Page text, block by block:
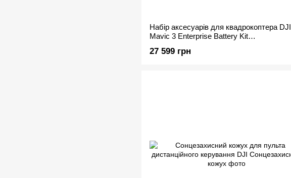
Набір аксесуарів для квадрокоптера DJI
Mavic 3 Enterprise Battery Kit
27 599 грн